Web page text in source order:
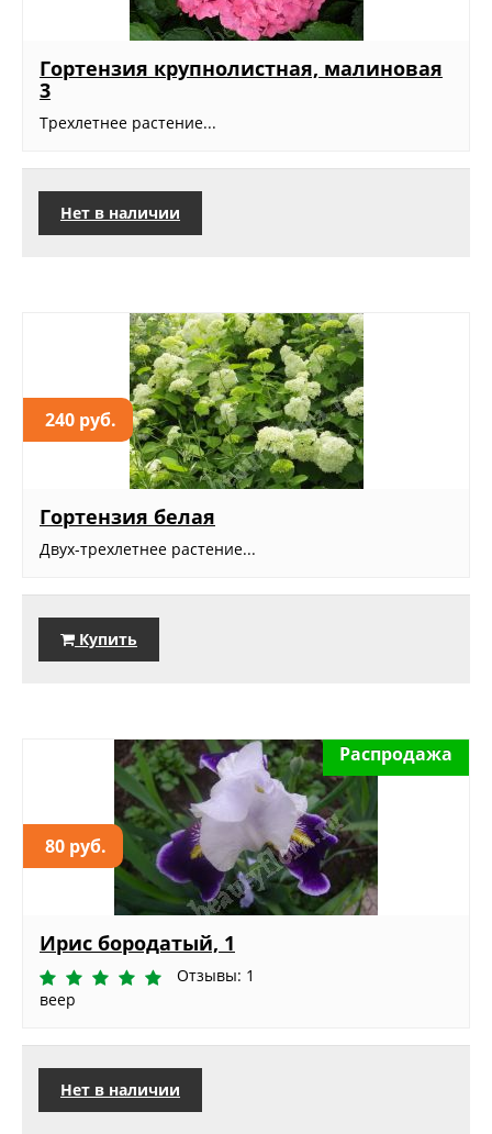
Гортензия крупнолистная, малиновая
3
Трехлетнее растение...
Нет в наличии
240 руб.
Гортензия белая
Двух-трехлетнее растение...
Купить
80 руб.
Распродажа
Ирис бородатый, 1
Отзывы: 1
веер
Нет в наличии